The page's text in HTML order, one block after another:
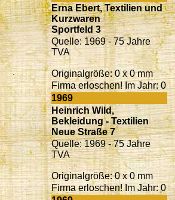
Erna Ebert, Textilien und
Kurzwaren
Sportfeld 3
Quelle: 1969 - 75 Jahre
TVA
Originalgröße: 0 x 0 mm
Firma erloschen! Im Jahr: 0
1969
Heinrich Wild,
Bekleidung - Textilien
Neue Straße 7
Quelle: 1969 - 75 Jahre
TVA
Originalgröße: 0 x 0 mm
Firma erloschen! Im Jahr: 0